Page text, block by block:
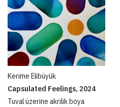
Kerime Elibüyük
Capsulated Feelings, 2024
Tuval üzerine akrilik boya